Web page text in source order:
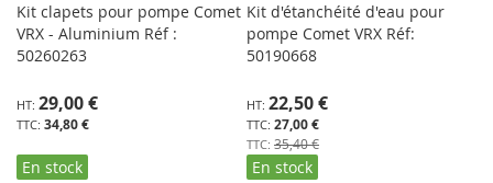
Kit clapets pour pompe Comet
VRX - Aluminium Réf :
50260263
34,80 €
29,00 €
En stock
Kit d'étanchéité d'eau pour
pompe Comet VRX Réf:
50190668
Spécial27,00 €
22,50 €
35,40 €
En stock